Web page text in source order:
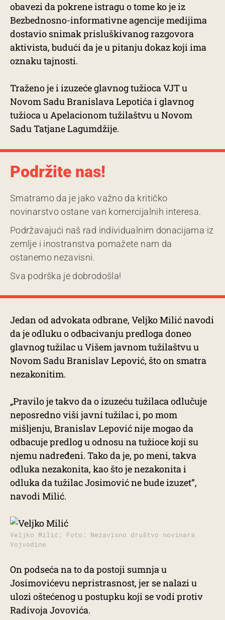
obavezi da pokrene istragu o tome ko je iz
Bezbednosno-informativne agencije medijima
dostavio snimak prisluškivanog razgovora
aktivista, budući da je u pitanju dokaz koji ima
oznaku tajnosti.
Traženo je i izuzeće glavnog tužioca VJT u
Novom Sadu Branislava Lepotića i glavnog
tužioca u Apelacionom tužilaštvu u Novom
Sadu Tatjane Lagumdžije.
Podržite nas!
Smatramo da je jako važno da kritičko
novinarstvo ostane van komercijalnih interesa.
Podržavajući naš rad individualnim donacijama iz
zemlje i inostranstva pomažete nam da
ostanemo nezavisni.
Sva podrška je dobrodošla!
Jedan od advokata odbrane, Veljko Milić navodi
da je odluku o odbacivanju predloga doneo
glavnog tužilac u Višem javnom tužilaštvu u
Novom Sadu Branislav Lepović, što on smatra
nezakonitim.
„Pravilo je takvo da o izuzeću tužilaca odlučuje
neposredno viši javni tužilac i, po mom
mišljenju, Branislav Lepović nije mogao da
odbacuje predlog u odnosu na tužioce koji su
njemu nadređeni. Tako da je, po meni, takva
odluka nezakonita, kao što je nezakonita i
odluka da tužilac Josimović ne bude izuzet”,
navodi Milić.
Veljko Milić; Foto: Nezavisno društvo novinara
Vojvodine
On podseća na to da postoji sumnja u
Josimovićevu nepristrasnost, jer se nalazi u
ulozi oštećenog u postupku koji se vodi protiv
Radivoja Jovovića.